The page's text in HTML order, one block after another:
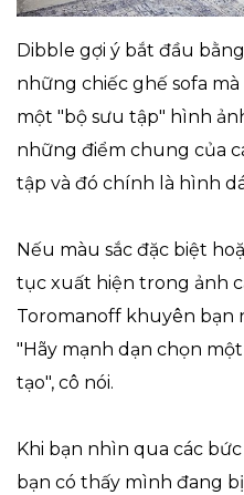
Dibble gợi ý bắt đầu
những chiếc ghế sofa
một "bộ sưu tập" hình
những điểm chung của
tập và đó chính là hình
Nếu màu sắc đặc biệt
tục xuất hiện trong ảnh
Toromanoff khuyên bạn
"Hãy mạnh dạn chọn
tạo", cô nói.
Khi bạn nhìn qua các
bạn có thấy mình đang